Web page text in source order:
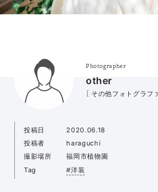
Photographer
other
［ その他フォトグラファ
投稿日
2020.06.18
投稿者
haraguchi
撮影場所
福岡市植物園
Tag
#洋装